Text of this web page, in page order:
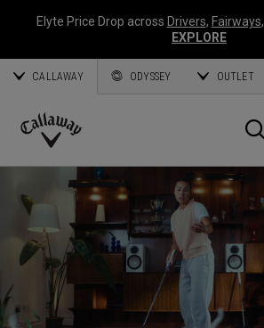
Elyte Price Drop across Drivers, Fairways,
EXPLORE
CALLAWAY ODYSSEY OUTLET
Callaway